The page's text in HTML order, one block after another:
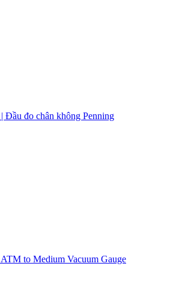
Đầu đo chân không Penning
to Medium Vacuum Gauge